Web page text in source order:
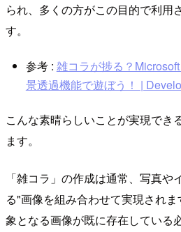
られ、多くの方がこの目的で利用
す。
参考 : 雑コラが捗る？
景透過機能で遊ぼう！ |
こんな素晴らしいことが実現でき
ます。
「雑コラ」の作成は通常、写真
る"画像を組み合わせて実現され
象となる画像が既に存在している